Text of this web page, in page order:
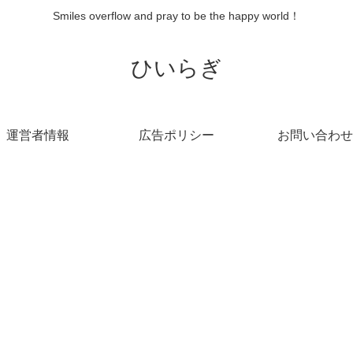
Smiles overflow and pray to be the happy world！
ひいらぎ
運営者情報 広告ポリシー お問い合わせ